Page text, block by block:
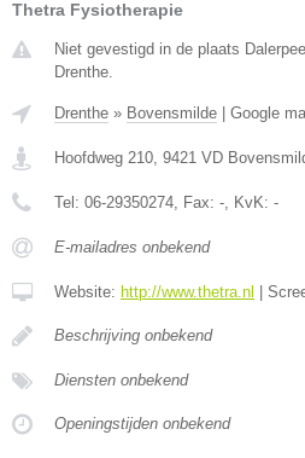
Thetra Fysiotherapie
Niet gevestigd in de plaats
Drenthe.
Drenthe » Bovensmilde Google
Hoofdweg 210, 9421 VD
Tel: 06-29350274, Fax: -, KvK: -
E-mailadres onbekend
Website: http://www.thetra.nl
Beschrijving onbekend
Diensten onbekend
Openingstijden onbekend